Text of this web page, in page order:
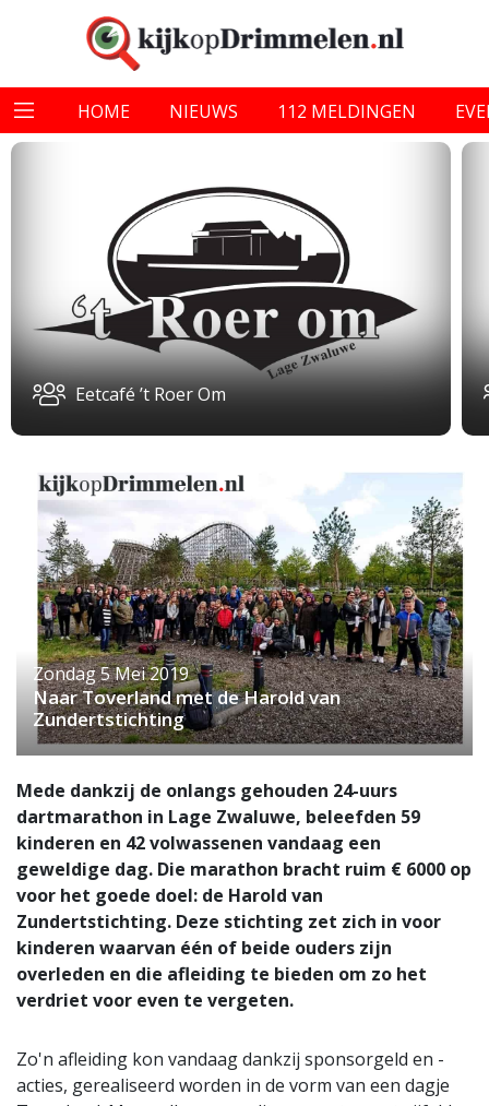
HOME NIEUWS 112 MELDINGEN
Eetcafé ’t Roer Om
Zondag 5 Mei 2019
Naar Toverland met de Harold van
Zundertstichting
Mede dankzij de onlangs gehouden 24-uurs
dartmarathon in Lage Zwaluwe, beleefden 59
kinderen en 42 volwassenen vandaag een
geweldige dag. Die marathon bracht ruim € 6000 op
voor het goede doel: de Harold van
Zundertstichting. Deze stichting zet zich in voor
kinderen waarvan één of beide ouders zijn
overleden en die afleiding te bieden om zo het
verdriet voor even te vergeten.
Zo'n afleiding kon vandaag dankzij sponsorgeld en -
acties, gerealiseerd worden in de vorm van een dagje